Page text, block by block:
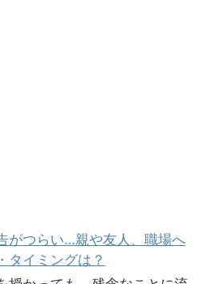
がつらい…親や友人、職場へ
タイミングは？